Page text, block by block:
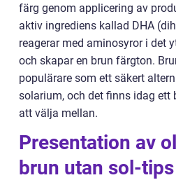
färg genom applicering av
aktiv ingrediens kallad DHA
reagerar med aminosyror i det
och skapar en brun färgton.
populärare som ett säkert
solarium, och det finns idag ett
att välja mellan.
Presentation av
brun utan sol-tips